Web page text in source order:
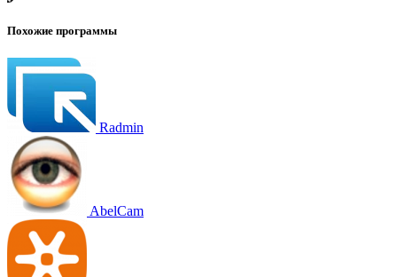
Похожие программы
Radmin
AbelCam